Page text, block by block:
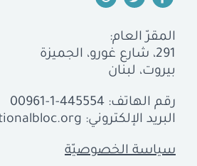
المقرّ العام:
291، شارع غورو، الجميزة
بيروت، لبنان
رقم الهاتف:00961-1-445554
البريد الإلكتروني:
سياسة الخصوصيّة